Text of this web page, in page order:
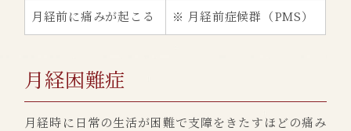
月経前に痛みが起こる ※ 月経前症候群（PMS）
月経困難症
月経時に日常の生活が困難で支障をきたすほどの痛み